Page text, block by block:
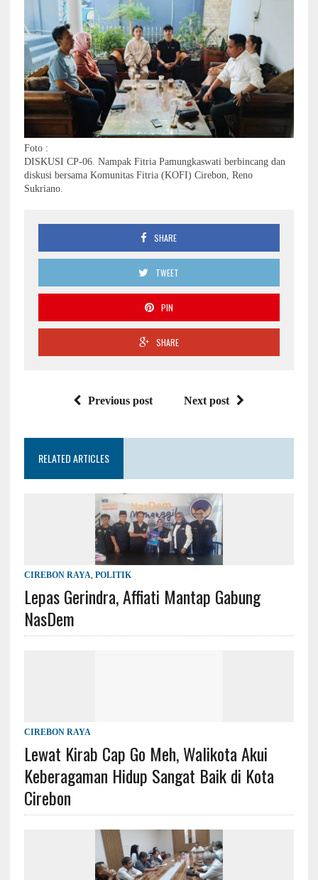
Foto :
DISKUSI CP-06. Nampak Fitria Pamungkaswati berbincang dan
diskusi bersama Komunitas Fitria (KOFI) Cirebon, Reno
Sukriano.
SHARE
TWEET
PIN
SHARE
Previous post Next post
RELATED ARTICLES
CIREBON RAYA, POLITIK
Lepas Gerindra, Affiati Mantap Gabung
NasDem
CIREBON RAYA
Lewat Kirab Cap Go Meh, Walikota Akui
Keberagaman Hidup Sangat Baik di Kota
Cirebon